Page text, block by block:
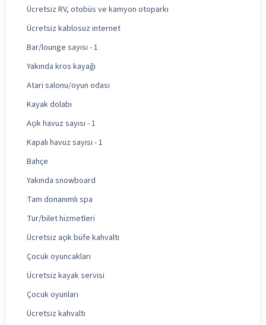
Ücretsiz RV, otobüs ve kamyon otoparkı
Ücretsiz kablosuz internet
Bar/lounge sayısı - 1
Yakında kros kayağı
Atari salonu/oyun odası
Kayak dolabı
Açık havuz sayısı - 1
Kapalı havuz sayısı - 1
Bahçe
Yakında snowboard
Tam donanımlı spa
Tur/bilet hizmetleri
Ücretsiz açık büfe kahvaltı
Çocuk oyuncakları
Ücretsiz kayak servisi
Çocuk oyunları
Ücretsiz kahvaltı